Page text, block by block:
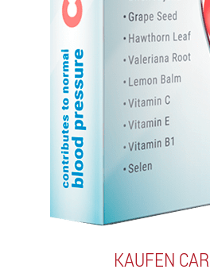
KAUFEN